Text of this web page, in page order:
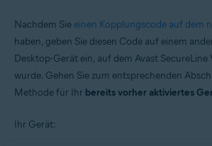
Nachdem Sie einen Kopplungscode auf dem
haben, geben Sie diesen Code auf einem
Desktop-Gerät ein, auf dem Avast
wurde. Gehen Sie zum entsprechenden
Methode für Ihr bereits vorher aktiviertes
Ihr Gerät: